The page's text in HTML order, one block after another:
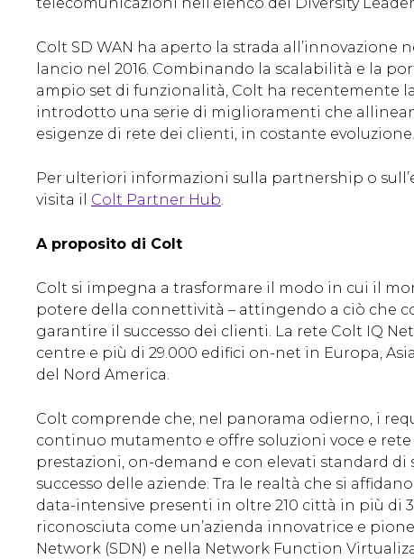
telecomunicazioni nell’elenco dei Diversity
Colt SD WAN ha aperto la strada all’innovazione
lancio nel 2016. Combinando la scalabilità e la
ampio set di funzionalità, Colt ha recentemente
introdotto una serie di miglioramenti che
esigenze di rete dei clienti, in costante evoluzione.
Per ulteriori informazioni sulla partnership o
visita il Colt Partner Hub.
A proposito di Colt
Colt si impegna a trasformare il modo in cui il
potere della connettività – attingendo a ciò che
garantire il successo dei clienti. La rete Colt IQ
centre e più di 29.000 edifici on-net in Europa,
del Nord America.
Colt comprende che, nel panorama odierno, i
continuo mutamento e offre soluzioni voce e
prestazioni, on-demand e con elevati standard di
successo delle aziende. Tra le realtà che si
data-intensive presenti in oltre 210 città in più di
riconosciuta come un’azienda innovatrice e
Network (SDN) e nella Network Function